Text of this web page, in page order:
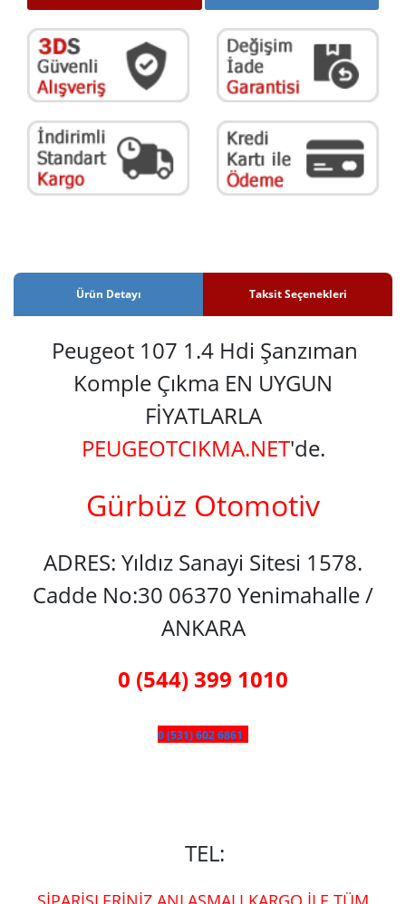
Ürün Detayı Taksit Seçenekleri
Peugeot 107 1.4 Hdi Şanzıman
Komple Çıkma EN UYGUN
FİYATLARLA
PEUGEOTCIKMA.NET'de.
Gürbüz Otomotiv
ADRES: Yıldız Sanayi Sitesi 1578.
Cadde No:30 06370 Yenimahalle /
ANKARA
0 (544) 399 1010
0 (531) 602 6861
TEL: